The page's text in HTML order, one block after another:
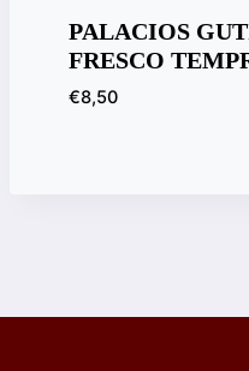
PALACIOS
FRESCO
€8,50